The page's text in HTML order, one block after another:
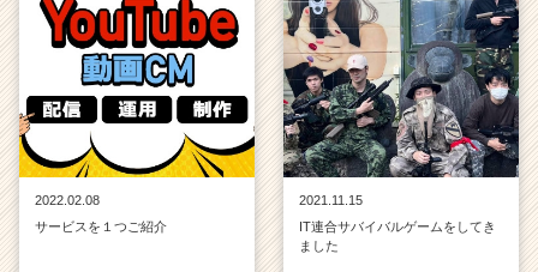
2022.02.08
サービスを１つご紹介
2021.11.15
IT連合サバイバルゲームをしてき
ました